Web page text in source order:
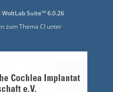
WoltLab Suite™ 6.0.26
zum Thema CI unter